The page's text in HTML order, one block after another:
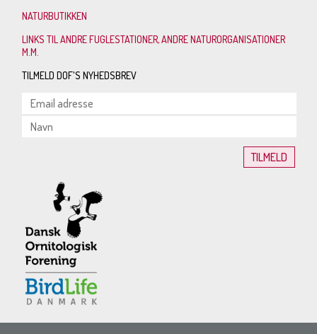
NATURBUTIKKEN
LINKS TIL ANDRE FUGLESTATIONER, ANDRE NATURORGANISATIONER
M.M.
TILMELD DOF'S NYHEDSBREV